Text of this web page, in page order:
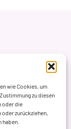
wie Cookies, um
zu diesen
oder die
zurückziehen,